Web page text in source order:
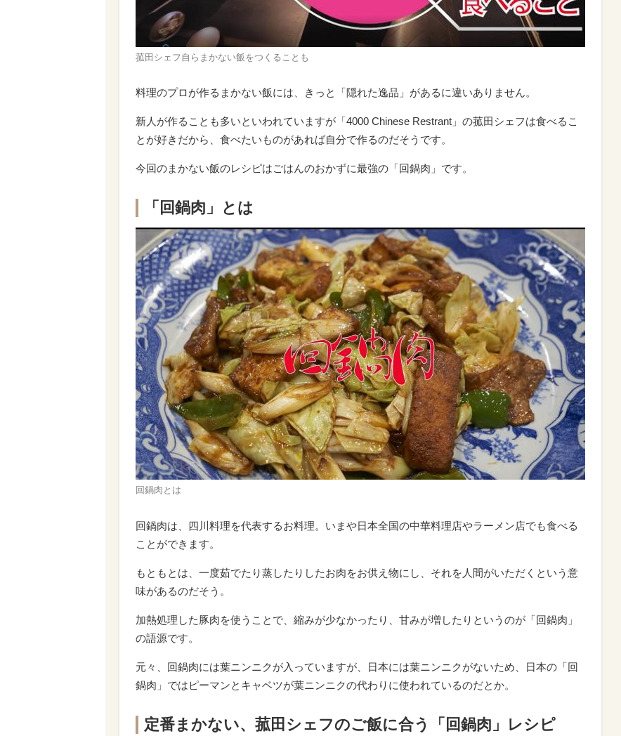
菰田シェフ自らまかない飯をつくることも
料理のプロが作るまかない飯には、きっと「隠れた逸品」があるに違いありません。
新人が作ることも多いといわれていますが「4000 Chinese Restrant」の菰田シェフは食べるこ
とが好きだから、食べたいものがあれば自分で作るのだそうです。
今回のまかない飯のレシピはごはんのおかずに最強の「回鍋肉」です。
「回鍋肉」とは
回鍋肉とは
回鍋肉は、四川料理を代表するお料理。いまや日本全国の中華料理店やラーメン店でも食べる
ことができます。
もともとは、一度茹でたり蒸したりしたお肉をお供え物にし、それを人間がいただくという意
味があるのだそう。
加熱処理した豚肉を使うことで、縮みが少なかったり、甘みが増したりというのが「回鍋肉」
の語源です。
元々、回鍋肉には葉ニンニクが入っていますが、日本には葉ニンニクがないため、日本の「回
鍋肉」ではピーマンとキャベツが葉ニンニクの代わりに使われているのだとか。
定番まかない、菰田シェフのご飯に合う「回鍋肉」レシピ